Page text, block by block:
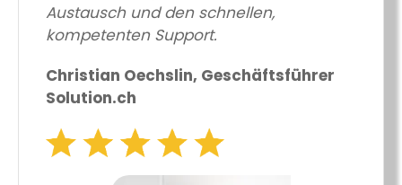
Austausch und den schnellen,
kompetenten Support.
Christian Oechslin, Geschäftsführer
Solution.ch